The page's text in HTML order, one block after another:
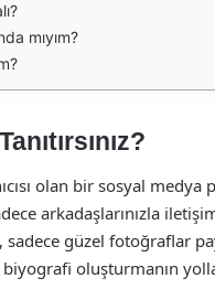
mıyım?
olan bir sosyal medya
arkadaşlarınızla
güzel fotoğraflar
oluşturmanın